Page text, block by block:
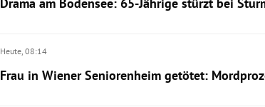
Drama am Bodensee: 65-Jährige stürzt bei
Heute, 08:14
Frau in Wiener Seniorenheim getötet: